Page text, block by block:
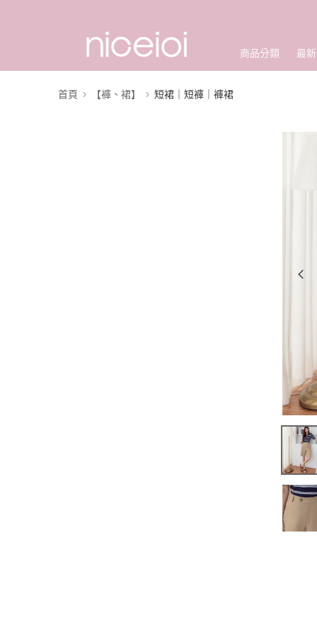
商品分類 最
首頁 【褲、裙】 短裙｜短褲｜褲裙